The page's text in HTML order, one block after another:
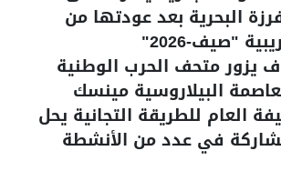
البحرية بعد عودتها من
"صيف-2026"
يزور متحف الحرب الوطنية
البيلاروسية مينسك
العام للطريقة التجانية يحل
في عدد من الأنشطة